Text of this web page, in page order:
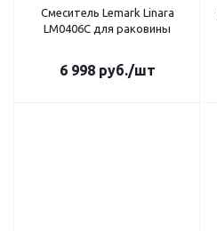
Смеситель Lemark Linara
LM0406C для раковины
6 998руб./шт